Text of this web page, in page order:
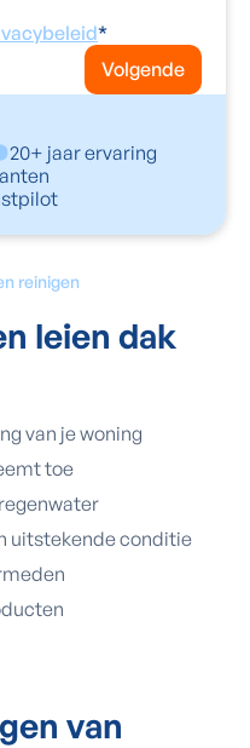
*
Volgende
20+ jaar ervaring
reinigen
leien dak
van je woning
toe
uitstekende conditie
van